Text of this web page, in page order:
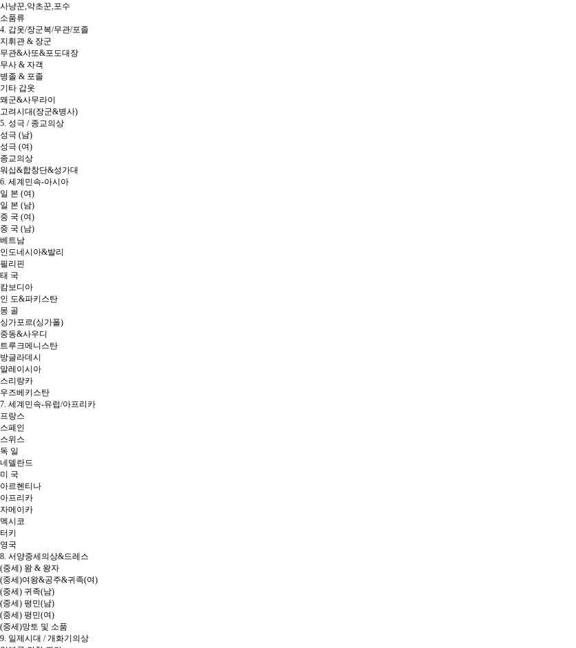
사냥꾼,약초꾼,포수
소품류
4. 갑옷/장군복/무관/포졸
지휘관 & 장군
무관&사또&포도대장
무사 & 자객
병졸 & 포졸
기타 갑옷
왜군&사무라이
고려시대(장군&병사)
5. 성극 / 종교의상
성극 (남)
성극 (여)
종교의상
워십&합창단&성가대
6. 세계민속-아시아
일 본 (여)
일 본 (남)
중 국 (여)
중 국 (남)
베트남
인도네시아&발리
필리핀
태 국
캄보디아
인 도&파키스탄
몽 골
싱가포르(싱가폴)
중동&사우디
트루크메니스탄
방글라데시
말레이시아
스리랑카
우즈베키스탄
7. 세계민속-유럽/아프리카
프랑스
스페인
스위스
독 일
네델란드
미 국
아르헨티나
아프리카
자메이카
멕시코
터키
영국
8. 서양중세의상&드레스
(중세) 왕 & 왕자
(중세)여왕&공주&귀족(여)
(중세) 귀족(남)
(중세) 평민(남)
(중세) 평민(여)
(중세)망토 및 소품
9. 일제시대 / 개화기의상